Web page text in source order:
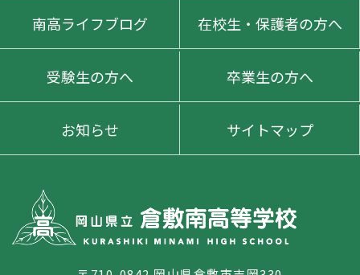
南高ライフブログ 在校生・保護者の方へ
受験生の方へ 卒業生の方へ
お知らせ サイトマップ